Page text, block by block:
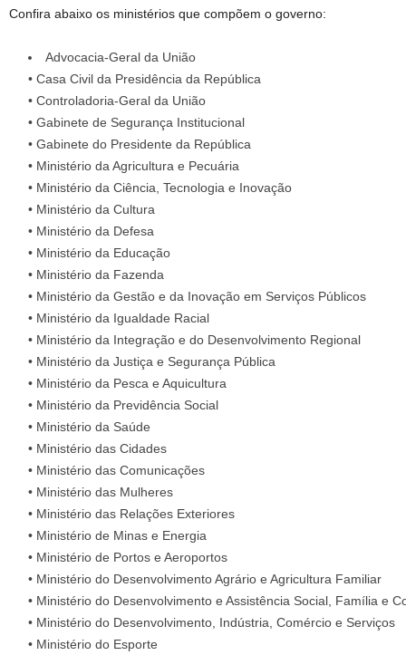
Confira abaixo os ministérios que compõem o governo:
Advocacia-Geral da União
• Casa Civil da Presidência da República
• Controladoria-Geral da União
• Gabinete de Segurança Institucional
• Gabinete do Presidente da República
• Ministério da Agricultura e Pecuária
• Ministério da Ciência, Tecnologia e Inovação
• Ministério da Cultura
• Ministério da Defesa
• Ministério da Educação
• Ministério da Fazenda
• Ministério da Gestão e da Inovação em Serviços Públicos
• Ministério da Igualdade Racial
• Ministério da Integração e do Desenvolvimento Regional
• Ministério da Justiça e Segurança Pública
• Ministério da Pesca e Aquicultura
• Ministério da Previdência Social
• Ministério da Saúde
• Ministério das Cidades
• Ministério das Comunicações
• Ministério das Mulheres
• Ministério das Relações Exteriores
• Ministério de Minas e Energia
• Ministério de Portos e Aeroportos
• Ministério do Desenvolvimento Agrário e Agricultura Familiar
• Ministério do Desenvolvimento e Assistência Social, Família e
• Ministério do Desenvolvimento, Indústria, Comércio e Serviços
• Ministério do Esporte